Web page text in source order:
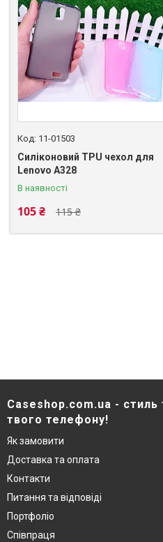
11-01503
Силіконовий TPU чехол для
Lenovo A328
В наявності
115 ₴
105 ₴
Caseshop.com.ua - стиль
твого телефону!
Як замовити
Доставка та оплата
Контакти
Питання та відповіді
Портфоліо
Співпраця